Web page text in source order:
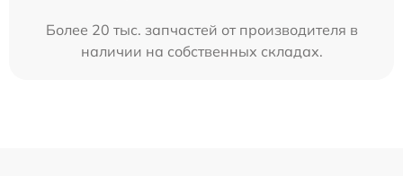
Более 20 тыс. запчастей от производителя в
наличии на собственных складах.